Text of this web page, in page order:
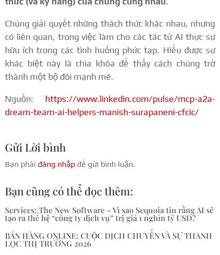
Chúng giải quyết những thách thức khác nhau, nhưng
có liên quan, trong việc làm cho các tác tử AI thực sự
hữu ích trong các tình huống phức tạp. Hiểu được sự
khác biệt này là chìa khóa để thấy cách chúng trở
thành một bộ đôi mạnh mẽ.
Nguồn: https://www.linkedin.com/pulse/mcp-a2a-
dream-team-ai-helpers-manish-surapaneni-cfcic/
Gửi Lời bình
Bạn phải đăng nhập để gửi bình luận.
Bạn cũng có thể đọc thêm:
Services: The New Software – Vì sao Sequoia tin rằng AI sẽ
tạo ra thế hệ “công ty dịch vụ” trị giá 1 nghìn tỷ USD?
BÁN HÀNG ONLINE: CUỘC DỊCH CHUYỂN VÀ SỰ THANH
LỌC THỊ TRƯỜNG 2026